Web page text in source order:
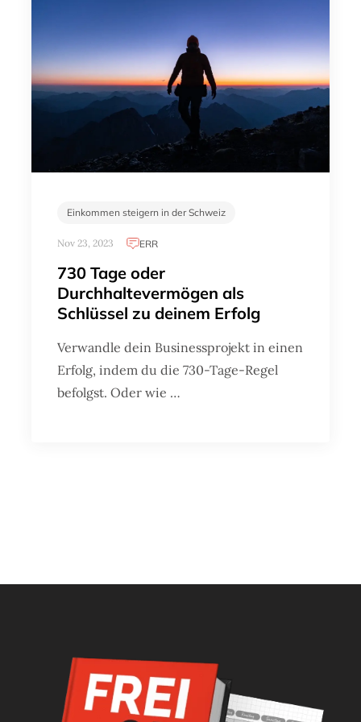
Einkommen steigern in der Schweiz
Nov 23, 2023 ERR
730 Tage oder
Durchhaltevermögen als
Schlüssel zu deinem Erfolg
Verwandle dein Businessprojekt in einen
Erfolg, indem du die 730-Tage-Regel
befolgst. Oder wie …